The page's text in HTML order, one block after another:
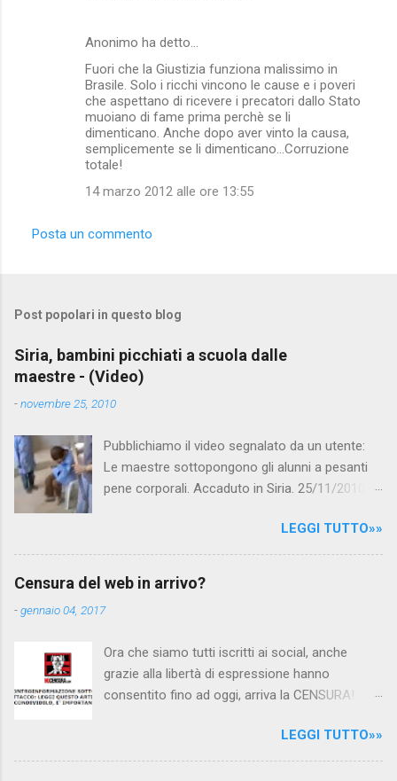
Anonimo ha detto…
Fuori che la Giustizia funziona malissimo in
Brasile. Solo i ricchi vincono le cause e i poveri
che aspettano di ricevere i precatori dallo Stato
muoiano di fame prima perchè se li
dimenticano. Anche dopo aver vinto la causa,
semplicemente se li dimenticano...Corruzione
totale!
14 marzo 2012 alle ore 13:55
Posta un commento
Post popolari in questo blog
Siria, bambini picchiati a scuola dalle
maestre - (Video)
-novembre 25, 2010
Pubblichiamo il video segnalato da un utente:
Le maestre sottopongono gli alunni a pesanti
pene corporali. Accaduto in Siria. 25/11/2010
Canale 5 "Forum" si è interessato al caso,
interpellando prontamente l'ambasciata siriana,
per fare luce sulla vicenda: è emerso che il
scuola. LEGGI IL SERVIZIO . staff
nocensura.com Condividi su Facebook
LEGGI TUTTO»»
Censura del web in arrivo?
-gennaio 04, 2017
Ora che siamo tutti iscritti ai social, anche
grazie alla libertà di espressione hanno
consentito fino ad oggi, arriva la CENSURA!
politica rispediti al mittente dai cittadini - perché
censurare avrebbe fatto perdere troppi
LEGGI TUTTO»»